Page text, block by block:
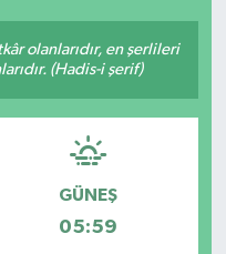
olanlarıdır, en şerlileri
(Hadis-i şerif)
GÜNEŞ
05:59